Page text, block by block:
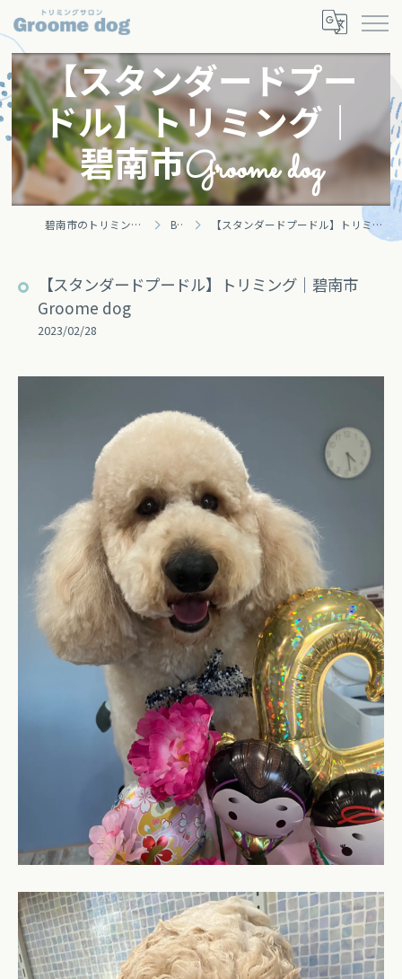
【スタンダードプー
ドル】トリミング｜
碧南市Groome dog
碧南市のトリミングならGroomey Blog 【スタンダードプードル】トリミング｜碧南市Groome dog
【スタンダードプードル】トリミング｜碧南市
Groome dog
2023/02/28